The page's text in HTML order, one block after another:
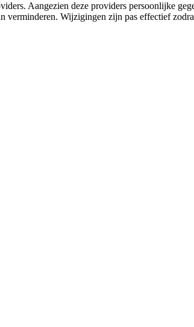
Aangezien deze providers persoonlijke
Wijzigingen zijn pas effectief